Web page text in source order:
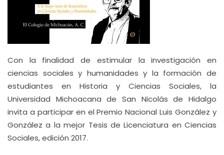
Con la finalidad de estimular la investigación en
ciencias sociales y humanidades y la formación de
estudiantes en Historia y Ciencias Sociales, la
Universidad Michoacana de San Nicolás de Hidalgo
invita a participar en el Premio Nacional Luis González y
González a la mejor Tesis de Licenciatura en Ciencias
Sociales, edición 2017.